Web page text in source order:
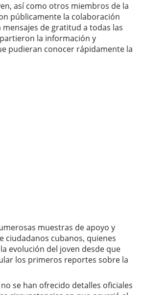
así como otros miembros de la
públicamente la colaboración
de gratitud a todas las
la información y
pudieran conocer rápidamente la
muestras de apoyo y
ciudadanos cubanos, quienes
evolución del joven desde que
los primeros reportes sobre la
se han ofrecido detalles oficiales